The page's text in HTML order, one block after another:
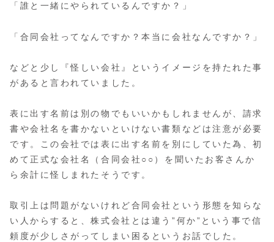
「誰と一緒にやられているんですか？」
「合同会社ってなんですか？本当に会社なんですか？」
などと少し『怪しい会社』というイメージを持たれた事
があると言われていました。
表に出す名前は別の物でもいいかもしれませんが、請求
書や会社名を書かないといけない書類などは注意が必要
です。この会社では表に出す名前を別にしていた為、初
めて正式な会社名（合同会社○○）を聞いたお客さんか
ら余計に怪しまれたそうです。
取引上は問題がないけれど合同会社という形態を知らな
い人からすると、株式会社とは違う”何か”という事で信
頼度が少しさがってしまい困るというお話でした。